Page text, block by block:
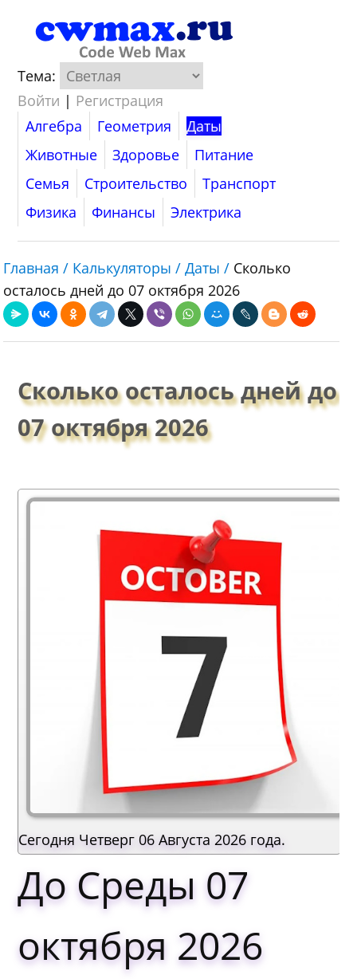
Тема:
Войти | Регистрация
Алгебра
Геометрия
Даты
Животные
Здоровье
Питание
Семья
Строительство
Транспорт
Физика
Финансы Электрика
Главная / Калькуляторы /Даты / Сколько
осталось дней до 07 октября 2026
Сколько осталось дней до
07 октября 2026
Сегодня Четверг 06 Августа 2026 года.
До Среды 07
октября 2026